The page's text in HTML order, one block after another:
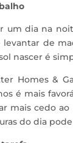
um dia na
de
nascer é
Homes &
é mais
mais cedo
do dia